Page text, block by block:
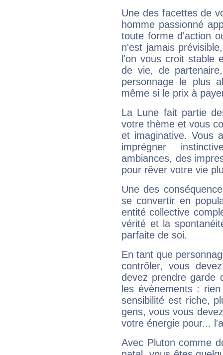
Une des facettes de
homme passionné
toute forme d'action
n'est jamais
l'on vous croit stable
de vie, de
personnage le plus
même si le prix à
La Lune fait partie
votre thème et vous
et imaginative. Vous
imprégner
ambiances, des
pour rêver votre vie
Une des
se convertir en
entité collective
vérité et la
parfaite de soi.
En tant que
contrôler, vous
devez prendre garde
les évènements :
sensibilité est riche,
gens, vous vous
votre énergie pour...
Avec Pluton comme